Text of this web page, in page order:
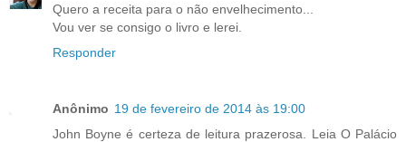
Quero a receita para o não envelhecimento...
Vou ver se consigo o livro e lerei.
Responder
Anônimo 19 de fevereiro de 2014 às 19:00
John Boyne é certeza de leitura prazerosa. Leia O Palácio